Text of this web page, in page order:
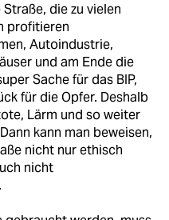
die zu vielen
profitieren
Autoindustrie,
und am Ende die
Sache für das BIP,
für die Opfer. Deshalb
Lärm und so weiter
kann man beweisen,
nicht nur ethisch
nicht